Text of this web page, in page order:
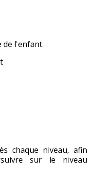
de l'enfant
chaque niveau, afin
sur le niveau